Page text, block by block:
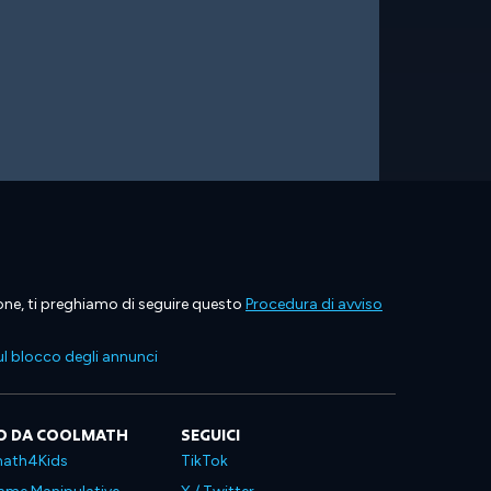
ti preghiamo di seguire questo Procedura di avviso
blocco degli annunci
DA COOLMATH SEGUICI
TikTok